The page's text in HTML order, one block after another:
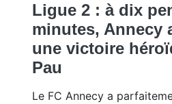
Ligue 2 : à dix
minutes, Annecy
une victoire
Pau
Le FC Annecy a